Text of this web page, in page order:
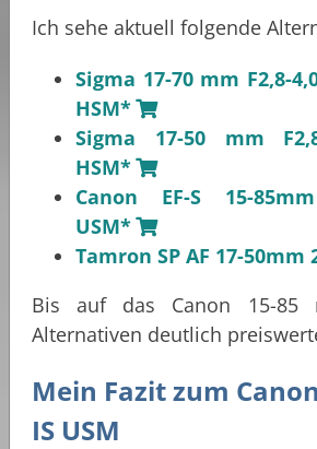
Ich sehe aktuell folgende
Sigma 17-70 mm F2,8-
HSM*
Sigma 17-50 mm
HSM*
Canon EF-S 15-
USM*
Tamron SP AF 17-50mm
Bis auf das Canon 15-85
Alternativen deutlich
Mein Fazit zum
IS USM